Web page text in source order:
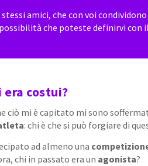
amici, che con voi
che poteste definirvi con
costui?
ciò mi è capitato mi sono
: chi è che si può forgiare di
ad almeno una
chi in passato era un agonista?